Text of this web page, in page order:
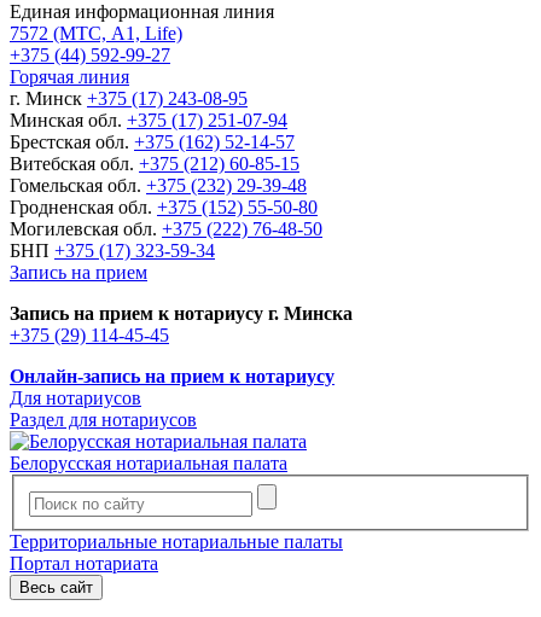
Единая информационная линия
7572 (МТС, A1, Life)
+375 (44) 592-99-27
Горячая линия
г. Минск +375 (17) 243-08-95
Минская обл. +375 (17) 251-07-94
Брестская обл. +375 (162) 52-14-57
Витебская обл. +375 (212) 60-85-15
Гомельская обл. +375 (232) 29-39-48
Гродненская обл. +375 (152) 55-50-80
Могилевская обл. +375 (222) 76-48-50
БНП +375 (17) 323-59-34
Запись на прием
Запись на прием к нотариусу г. Минска
+375 (29) 114-45-45
Онлайн-запись на прием к нотариусу
Для нотариусов
Раздел для нотариусов
Белорусская нотариальная палата
Территориальные нотариальные палаты
Портал нотариата
Весь сайт